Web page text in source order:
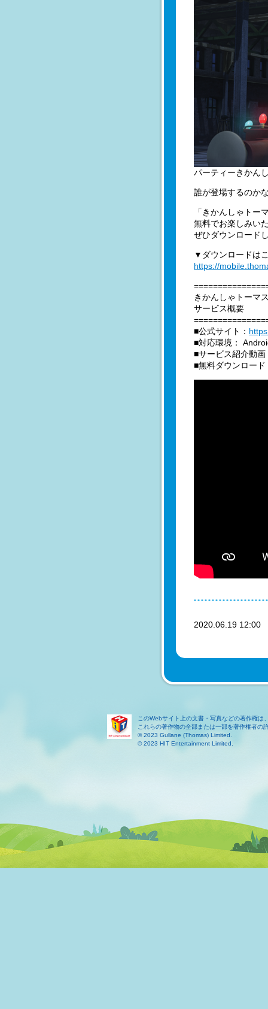
パーティーきかん
誰が登場するのか
「きかんしゃトー
無料でお楽しみい
ぜひダウンロード
▼ダウンロードは
https://
きかんしゃトーマ
サービス概要
■公式サイト：
■対応環境：
■サービス紹介動画
■無料ダウンロー
2020.06.19
このWebサイト上の文書・写真などの著作権
これらの著作物の全部または一部を著作権者の
© 2023 Gullane (Thomas) Limited.
© 2023 HIT Entertainment Limited.